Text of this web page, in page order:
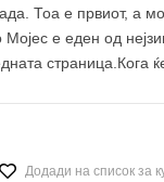
Тоа е првиот, а
е еден од
Додади на список за